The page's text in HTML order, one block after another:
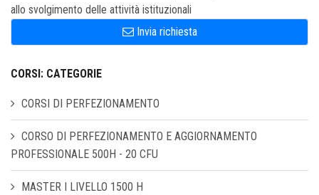
allo svolgimento delle attività istituzionali
Invia richiesta
CORSI: CATEGORIE
CORSI DI PERFEZIONAMENTO
CORSO DI PERFEZIONAMENTO E AGGIORNAMENTO
PROFESSIONALE 500H - 20 CFU
MASTER I LIVELLO 1500 H